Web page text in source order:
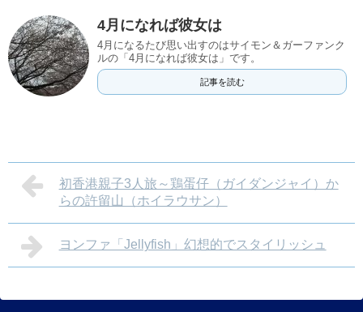
4月になれば彼女は
4月になるたび思い出すのはサイモン＆ガーファンク
ルの「4月になれば彼女は」です。
記事を読む
初香港親子3人旅～鶏蛋仔（ガイダンジャイ）か
らの許留山（ホイラウサン）
ヨンファ「Jellyfish」幻想的でスタイリッシュ